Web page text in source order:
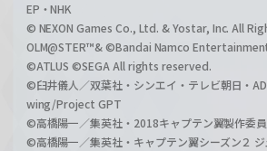
EP・NHK
© NEXON Games Co., Ltd. & Yostar, Inc. All
OLM@STER™& ©Bandai Namco
©ATLUS ©SEGA All rights reserved.
©臼井儀人／双葉社・シンエイ・テレビ朝日・
wing/Project GPT
©高橋陽一／集英社・2018キャプテン翼製作委
©高橋陽一／集英社・キャプテン翼シーズン２